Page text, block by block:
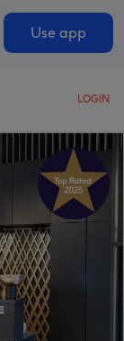
Use app
LOGIN